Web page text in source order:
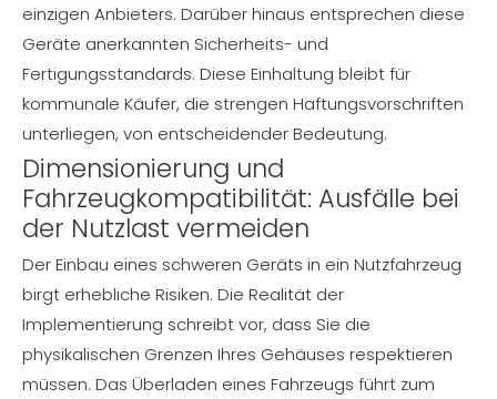
einzigen Anbieters. Darüber hinaus entsprechen diese
Geräte anerkannten Sicherheits- und
Fertigungsstandards. Diese Einhaltung bleibt für
kommunale Käufer, die strengen Haftungsvorschriften
unterliegen, von entscheidender Bedeutung.
Dimensionierung und
Fahrzeugkompatibilität: Ausfälle bei
der Nutzlast vermeiden
Der Einbau eines schweren Geräts in ein Nutzfahrzeug
birgt erhebliche Risiken. Die Realität der
Implementierung schreibt vor, dass Sie die
physikalischen Grenzen Ihres Gehäuses respektieren
müssen. Das Überladen eines Fahrzeugs führt zum